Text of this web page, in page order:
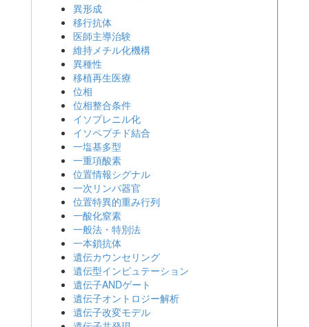
異形成
移行抗体
医師主導治験
維持メチル化機構
異種性
移植再生医療
位相
位相整合条件
イソプレニル化
イソペプチド結合
一塩基多型
一重項酸素
位置情報シグナル
一次リンパ器官
位置特異的重み行列
一酸化窒素
一般法・特別法
一本鎖抗体
遺伝カウンセリング
遺伝型インピュテーション
遺伝子ANDゲート
遺伝子オントロジー解析
遺伝子改変モデル